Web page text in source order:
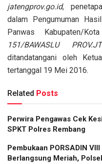
jatengprov.go.id,
dalam Pengumuman
Panwas Kabupaten/
151/BAWASLU
ditandatangani oleh
tertanggal 19 Mei 2016.
Related Posts
Perwira Pengawas Cek
SPKT Polres Rembang
Pembukaan PORSADIN
Berlangsung Meriah,